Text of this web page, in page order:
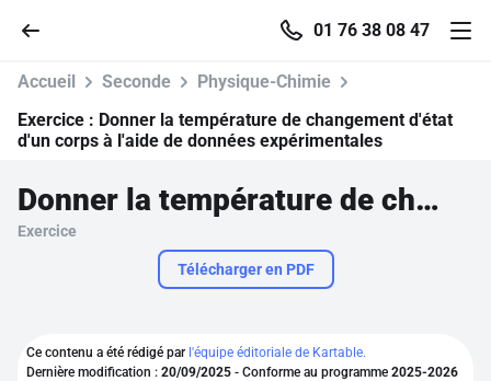
01 76 38 08 47
Parcourir
Se connecter
Accueil Seconde
Physique-Chimie
Exercice : Donner la température de changement d'état
d'un corps à l'aide de données expérimentales
Donner la température de changement d'état d'un corps à l'aide de données expérimentales
Exercice
Télécharger en PDF
Ce contenu a été rédigé par l'équipe éditoriale de Kartable.
Dernière modification : 20/09/2025 - Conforme au programme 2025-2026